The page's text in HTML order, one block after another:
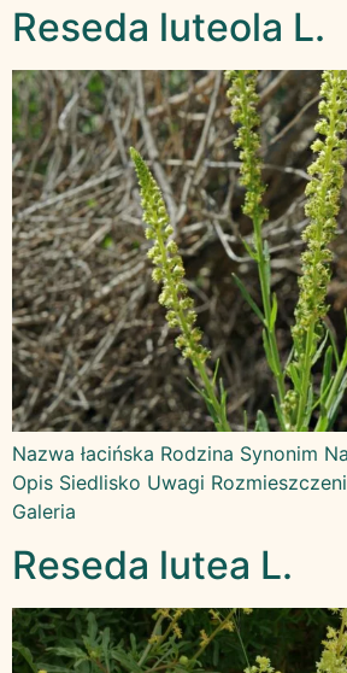
Reseda luteola L.
Nazwa łacińska Rodzina Synonim
Opis Siedlisko Uwagi
Galeria
Reseda lutea L.